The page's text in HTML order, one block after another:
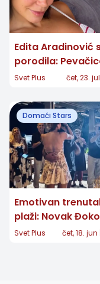
Edita Aradinović
porodila: Pevačica
objavila prvu
Svet Plus čet, 23. jul
Domaći Stars
Emotivan
plaži: Novak
iznenadio Jelenu
Svet Plus čet, 18. jun